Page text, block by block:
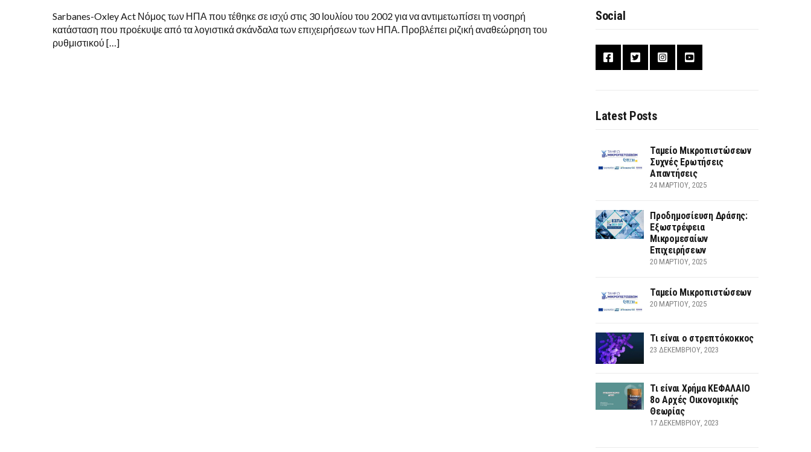
Sarbanes-Oxley Act Νόμος των ΗΠΑ που τέθηκε σε ισχύ στις 30 Ιουλίου του 2002 για να αντιμετωπίσει τη νοσηρή
κατάσταση που προέκυψε από τα λογιστικά σκάνδαλα των επιχειρήσεων των ΗΠΑ. Προβλέπει ριζική αναθεώρηση του
ρυθμιστικού […]
Social
Latest Posts
Ταμείο Μικροπιστώσεων
Συχνές Ερωτήσεις
Απαντήσεις
24 ΜΑΡΤΊΟΥ, 2025
Προδημοσίευση Δράσης:
Εξωστρέφεια
Μικρομεσαίων
Επιχειρήσεων
20 ΜΑΡΤΊΟΥ, 2025
Ταμείο Μικροπιστώσεων
20 ΜΑΡΤΊΟΥ, 2025
Τι είναι ο στρεπτόκοκκος
23 ΔΕΚΕΜΒΡΊΟΥ, 2023
Τι είναι Χρήμα ΚΕΦΑΛΑΙΟ
8ο Αρχές Οικονομικής
Θεωρίας
17 ΔΕΚΕΜΒΡΊΟΥ, 2023